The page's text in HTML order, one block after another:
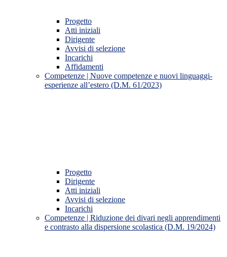
Progetto
Atti iniziali
Dirigente
Avvisi di selezione
Incarichi
Affidamenti
Competenze | Nuove competenze e nuovi linguaggi-
esperienze all’estero (D.M. 61/2023)
Progetto
Dirigente
Atti iniziali
Avvisi di selezione
Incarichi
Competenze | Riduzione dei divari negli apprendimenti
e contrasto alla dispersione scolastica (D.M. 19/2024)